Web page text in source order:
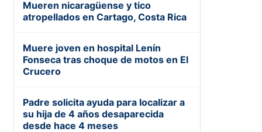
Mueren nicaragüense y tico
atropellados en Cartago, Costa Rica
Muere joven en hospital Lenín
Fonseca tras choque de motos en El
Crucero
Padre solicita ayuda para localizar a
su hija de 4 años desaparecida
desde hace 4 meses